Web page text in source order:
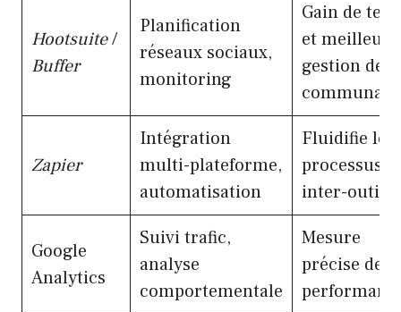
Hootsuite/
Buffer
Planification
réseaux sociaux,
monitoring
Gain de
et meilleure
gestion de
Zapier
Intégration
multi-plateforme,
automatisation
Fluidifie les
processus
inter-outils
Google
Analytics
Suivi trafic,
analyse
comportementale
Mesure
précise des